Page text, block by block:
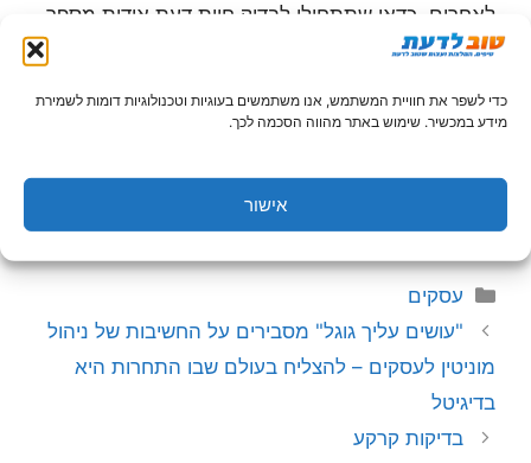
כדי לשפר את חוויית המשתמש, אנו משתמשים בעוגיות וטכנולוגיות דומות לשמירת
מידע במכשיר. שימוש באתר מהווה הסכמה לכך.
אישור
לאחרים, כדאי שתתחילו לבדוק חוות דעת אודות מספר
חברות שונות שעוסקות בתחום הזה. כך תוכלו להבין על
מי יש לכם אפשרות לסמוך ואיפה תקבלו תמורה מלאה
למחיר. חשוב לעשות בירורים כאלה ולשים לב לא רק
למחיר, אלא גם לאיכות. השלט שלכם יעמוד בחוץ ימים
קטגוריות
עסקים
"עושים עליך גוגל" מסבירים על החשיבות של ניהול
מוניטין לעסקים – להצליח בעולם שבו התחרות היא
בדיגיטל
בדיקות קרקע